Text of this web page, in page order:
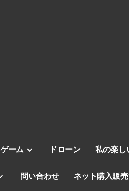
ゲーム ドローン 私の楽し
問い合わせ ネット購入販